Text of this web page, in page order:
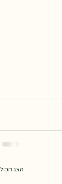
הצג הכול